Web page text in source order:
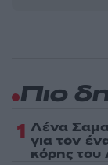
Πιο
1 Λένα
για τον
κόρης